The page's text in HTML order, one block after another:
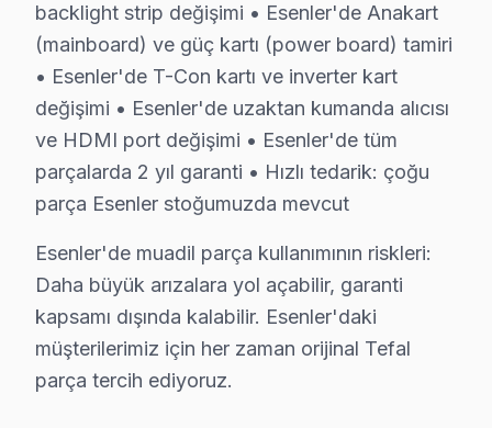
• Esenler genelinde hafta sonu ve tatil günlerinde
• Online randevu ve SMS bilgilendirme
• Esenler çoklu randevu çakışmasında alternatif
Esenler'da Tefal acil görüntüleme sistemi servisi için
Tefal Servis Teknisyenleri – Esenler
Teknisyen yetkinliklerimiz:
• Esenler'de ortalama 10+ yıl sektör deneyimi
• Tefal özel sertifika ve eğitimler
• Esenler servisimizde güncel teknoloji ve arıza
backlight strip değişimi • Esenler'de Anakart
(mainboard) ve güç kartı (power board) tamiri
• Esenler'de T-Con kartı ve inverter kart
değişimi • Esenler'de uzaktan kumanda alıcısı
ve HDMI port değişimi • Esenler'de tüm
parçalarda 2 yıl garanti • Hızlı tedarik: çoğu
parça Esenler stoğumuzda mevcut
Esenler'de muadil parça kullanımının riskleri:
Daha büyük arızalara yol açabilir, garanti
kapsamı dışında kalabilir. Esenler'daki
müşterilerimiz için her zaman orijinal Tefal
parça tercih ediyoruz.